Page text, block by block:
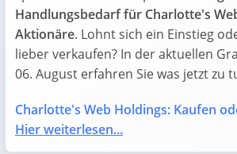
Handlungsbedarf für Charlotte's
Aktionäre. Lohnt sich ein Einstieg
lieber verkaufen? In der aktuellen
06. August erfahren Sie was jetzt zu
Charlotte's Web Holdings: Kaufen
Hier weiterlesen...